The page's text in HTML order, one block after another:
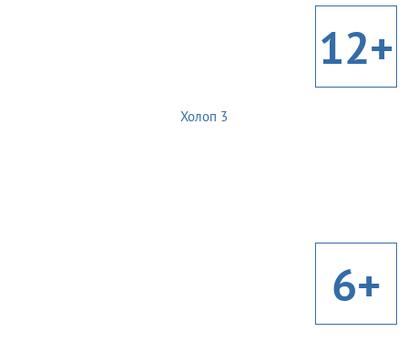
12+
Холоп 3
6+